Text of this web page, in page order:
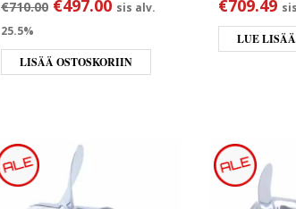
€710.00 Alkuperäinen hinta oli: €710.00.
€497.00Nykyinen hinta on:
sis alv.
25.5%
LISÄÄ OSTOSKORIIN
€709.49
LUE LISÄÄ